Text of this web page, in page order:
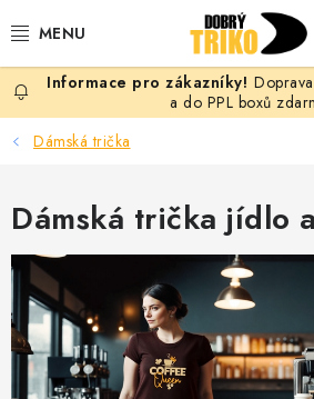
na
PRO ŽENY
PRO MUŽE
PRO DĚTI
DOPLŇKY
PRO PÁRY
VLASTNÍ MOTIV
a do PPL boxů
Dámská trička
Dámská trička jídlo